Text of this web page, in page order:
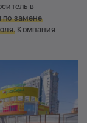
в
по замене
Компания